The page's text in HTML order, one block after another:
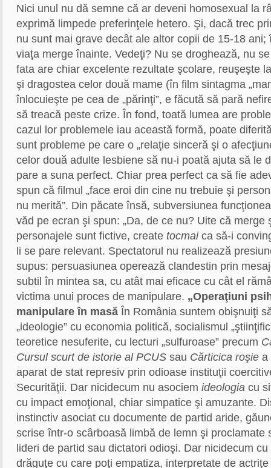
Nici unul nu dă semne că ar deveni homosexual la
exprimă limpede preferinţele hetero. Şi, dacă trec
nu sunt mai grave decât ale altor copii de 15-18
viaţa merge înainte. Vedeţi? Nu se droghează, nu
fata are chiar excelente rezultate şcolare, reuşeşte
şi dragostea celor două mame (în film sintagma
înlocuieşte pe cea de „părinţi”, e făcută să pară
să treacă peste crize. În fond, toată lumea are
cazul lor problemele iau această formă, poate
sunt probleme pe care o „relaţie sinceră şi o
celor două adulte lesbiene să nu-i poată ajuta să le
pare a suna perfect. Chiar prea perfect ca să fie
spun că filmul „face eroi din cine nu trebuie şi
nu merită”. Din păcate însă, subversiunea
văd pe ecran şi spun: „Da, de ce nu? Uite că merge
personajele sunt fictive, create tocmaica să-i
li se pare relevant. Spectatorul nu realizează
supus: persuasiunea operează clandestin prin
subtil în mintea sa, cu atât mai eficace cu cât el
victima unui proces de manipulare. „Operaţiuni
manipulare în masă În România suntem obişnuiţi
„ideologie” cu economia politică, socialismul
teoretice nesuferite, cu lecturi „sulfuroase” precum
Cursul scurt de istorie al PCUS sau Cărticica roşie a
aparat de stat represiv prin odioase instituţii
Securităţii. Dar nicidecum nu asociem ideologia cu
cu impact emoţional, chiar simpatice şi amuzante.
instinctiv asociat cu documente de partid aride,
scrise într-o scârboasă limbă de lemn şi proclamate
lideri de partid sau dictatori odioşi. Dar nicidecum
drăguţe cu care poţi empatiza, interpretate de